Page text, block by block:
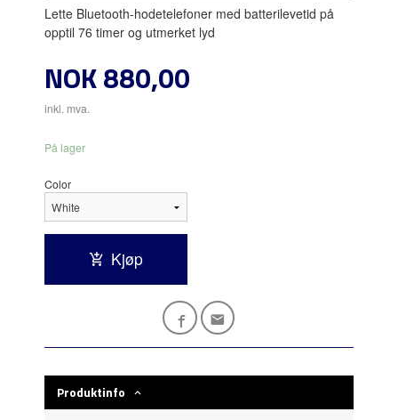
Lette Bluetooth-hodetelefoner med batterilevetid på
opptil 76 timer og utmerket lyd
Pris
NOK880,00
inkl. mva.
På lager
Color
Kjøp
Produktinfo